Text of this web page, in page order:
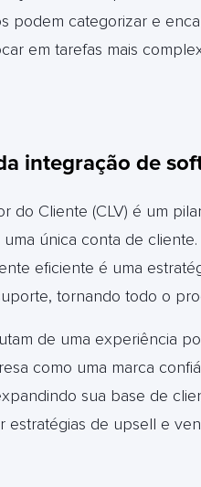
podem categorizar e
em tarefas mais
integração de
do Cliente (CLV) é um
única conta de
eficiente é uma
tornando todo o
de uma experiência
como uma marca
sua base de
estratégias de upsell e